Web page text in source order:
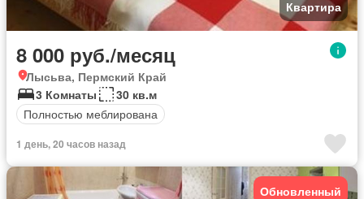
Квартира
8 000 руб./месяц
Лысьва, Пермский Край
3 Комнаты
30 кв.м
Полностью меблирована
1 день, 20 часов назад
Обновленный